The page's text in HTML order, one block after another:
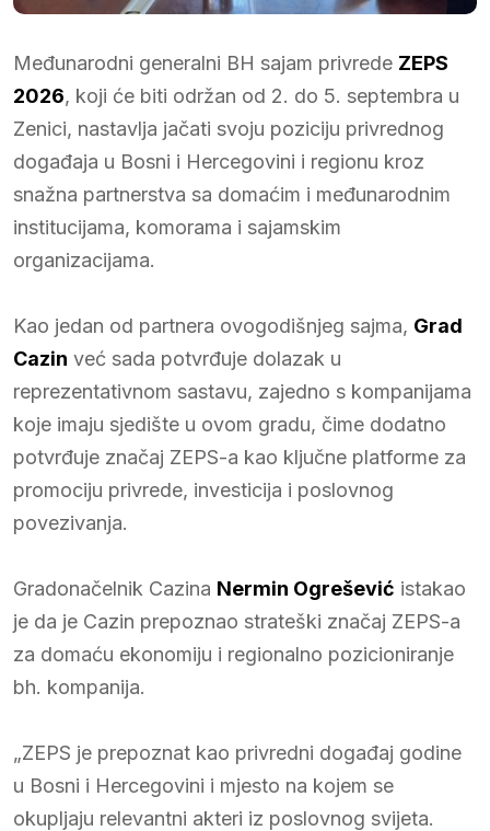
Međunarodni generalni BH sajam privrede ZEPS
2026, koji će biti održan od 2. do 5. septembra u
Zenici, nastavlja jačati svoju poziciju privrednog
događaja u Bosni i Hercegovini i regionu kroz
snažna partnerstva sa domaćim i međunarodnim
institucijama, komorama i sajamskim
organizacijama.
Kao jedan od partnera ovogodišnjeg sajma, Grad
Cazin već sada potvrđuje dolazak u
reprezentativnom sastavu, zajedno s kompanijama
koje imaju sjedište u ovom gradu, čime dodatno
potvrđuje značaj ZEPS-a kao ključne platforme za
promociju privrede, investicija i poslovnog
povezivanja.
Gradonačelnik Cazina Nermin Ogrešević istakao
je da je Cazin prepoznao strateški značaj ZEPS-a
za domaću ekonomiju i regionalno pozicioniranje
bh. kompanija.
„ZEPS je prepoznat kao privredni događaj godine
u Bosni i Hercegovini i mjesto na kojem se
okupljaju relevantni akteri iz poslovnog svijeta.